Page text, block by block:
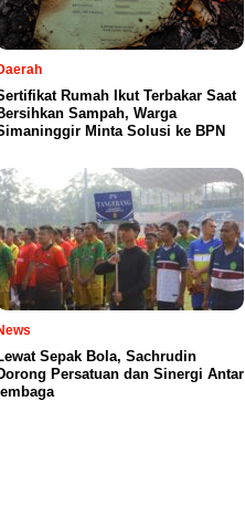
Rumah Ikut Terbakar Saat
Sampah, Warga
Minta Solusi ke BPN
Sepak Bola, Sachrudin
Persatuan dan Sinergi Antar